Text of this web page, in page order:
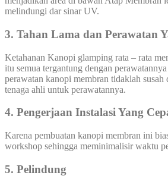
melindungi dar sinar UV.
3. Tahan Lama dan Perawatan
Ketahanan Kanopi glamping rata – rata
itu semua tergantung dengan
perawatan kanopi membran tidaklah susah
tenaga ahli untuk perawatannya.
4. Pengerjaan Instalasi Yang
Karena pembuatan kanopi membran ini
workshop sehingga meminimalisir waktu
5. Pelindung